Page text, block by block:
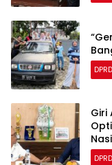
Giri